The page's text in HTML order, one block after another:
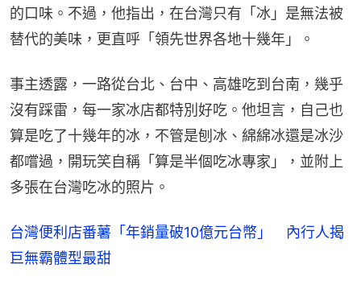
的口味。不過，他指出，在台灣只有「冰」是無法被
替代的美味，更直呼「領先世界各地十幾年」。
事主透露，一路從台北、台中、高雄吃到台南，幾乎
沒有踩雷，每一家冰店都特別好吃。他坦言，自己也
算是吃了十幾年的冰，不管是刨冰、綿綿冰還是冰沙
都嚐過，開玩笑自稱「算是半個吃冰專家」，並附上
多張在台灣吃冰的照片。
台灣便利店番薯「年銷量破10億元台幣」 內行人揭
巨無霸體型最甜